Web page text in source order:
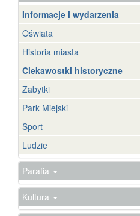
Informacje i wydarzenia
Oświata
Historia miasta
Ciekawostki historyczne
Zabytki
Park Miejski
Sport
Ludzie
Parafia
Kultura